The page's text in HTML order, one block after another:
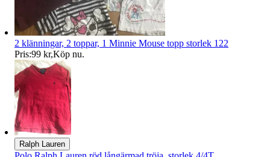
2 klänningar, 2 toppar, 1 Minnie Mouse topp storlek 122
Pris:99 kr,Köp nu.
Ralph Lauren